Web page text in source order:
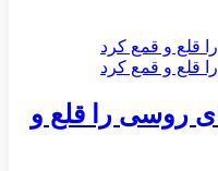
روسی را قلع و